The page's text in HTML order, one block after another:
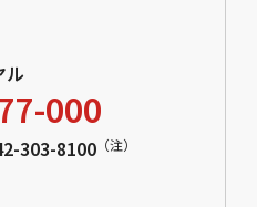
ル
000
303-8100（注）